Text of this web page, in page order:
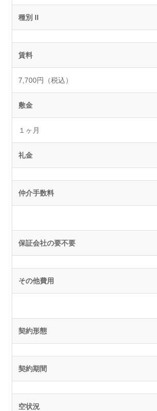
種別 II
賃料
7,700円（税込）
敷金
１ヶ月
礼金
仲介手数料
保証会社の要不要
その他費用
契約形態
契約期間
空状況